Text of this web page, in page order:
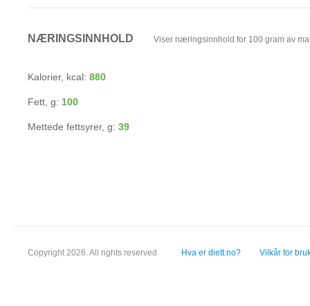
NÆRINGSINNHOLD Viser næringsinnhold for 100 gram av
Kalorier, kcal: 880
Fett, g: 100
Mettede fettsyrer, g: 39
Copyright 2026. All rights reserved Hva er diett.no? Vilkår for